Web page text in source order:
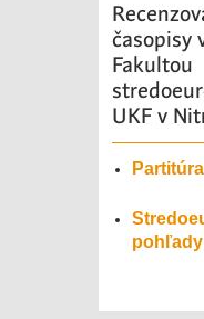
časopisy
Fakultou
UKF v
Partitúra
pohľady